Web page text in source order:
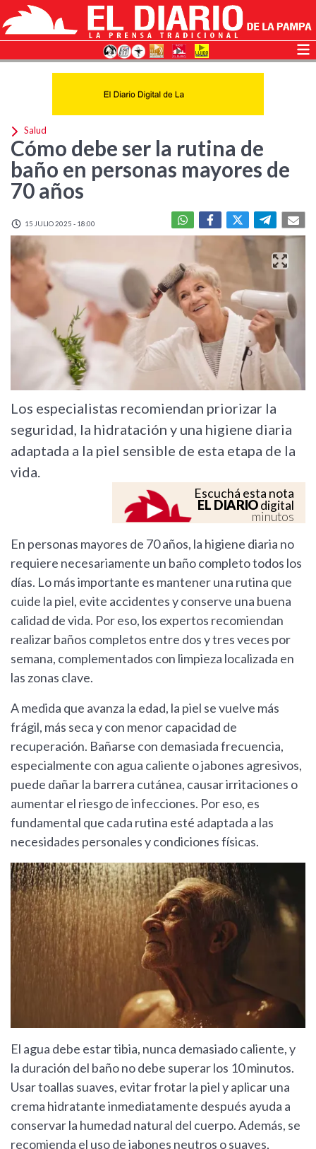
Salud
Cómo debe ser la rutina de
baño en personas mayores de
70 años
15 JULIO 2025 - 18:00
Los especialistas recomiendan priorizar la
seguridad, la hidratación y una higiene diaria
adaptada a la piel sensible de esta etapa de la
vida.
Escuchá esta nota
EL DIARIOdigital
minutos
En personas mayores de 70 años, la higiene diaria no
requiere necesariamente un baño completo todos los
días. Lo más importante es mantener una rutina que
cuide la piel, evite accidentes y conserve una buena
calidad de vida. Por eso, los expertos recomiendan
realizar baños completos entre dos y tres veces por
semana, complementados con limpieza localizada en
las zonas clave.
A medida que avanza la edad, la piel se vuelve más
frágil, más seca y con menor capacidad de
recuperación. Bañarse con demasiada frecuencia,
especialmente con agua caliente o jabones agresivos,
puede dañar la barrera cutánea, causar irritaciones o
aumentar el riesgo de infecciones. Por eso, es
fundamental que cada rutina esté adaptada a las
necesidades personales y condiciones físicas.
El agua debe estar tibia, nunca demasiado caliente, y
la duración del baño no debe superar los 10 minutos.
Usar toallas suaves, evitar frotar la piel y aplicar una
crema hidratante inmediatamente después ayuda a
conservar la humedad natural del cuerpo. Además, se
recomienda el uso de jabones neutros o suaves,